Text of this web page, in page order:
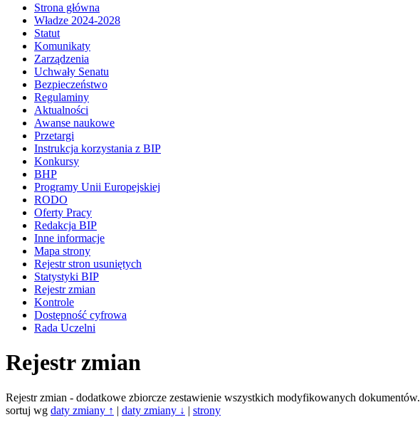
Strona główna
Władze 2024-2028
Statut
Komunikaty
Zarządzenia
Uchwały Senatu
Bezpieczeństwo
Regulaminy
Aktualności
Awanse naukowe
Przetargi
Instrukcja korzystania z BIP
Konkursy
BHP
Programy Unii Europejskiej
RODO
Oferty Pracy
Redakcja BIP
Inne informacje
Mapa strony
Rejestr stron usuniętych
Statystyki BIP
Rejestr zmian
Kontrole
Dostępność cyfrowa
Rada Uczelni
Rejestr zmian
Rejestr zmian - dodatkowe zbiorcze zestawienie wszystkich modyfikowanych dokumentów.
sortuj wg daty zmiany ↑ | daty zmiany ↓ | strony